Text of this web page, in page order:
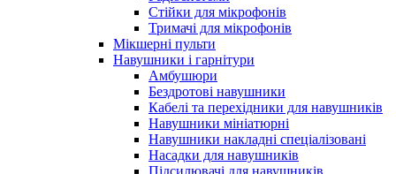
Стійки для мікрофонів
Тримачі для мікрофонів
Мікшерні пульти
Навушники і гарнітури
Амбушюри
Бездротові навушники
Кабелі та перехідники для навушників
Навушники мініатюрні
Навушники накладні спеціалізовані
Насадки для навушників
Підсилювачі для навушників